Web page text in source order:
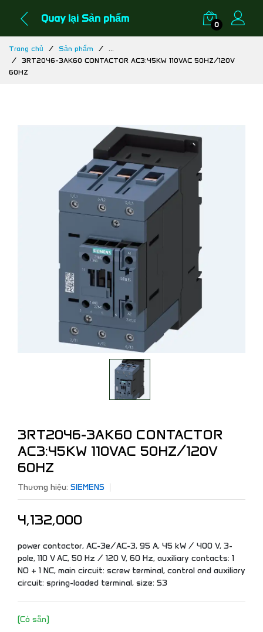
Quay lại Sản phẩm 0
Trang chủ Sản phẩm
...
3RT2046-3AK60 CONTACTOR AC3:45KW 110VAC 50HZ/120V
60HZ
3RT2046-3AK60 CONTACTOR
AC3:45KW 110VAC 50HZ/120V
60HZ
Thương hiệu: SIEMENS
4,132,000
power contactor, AC-3e/AC-3, 95 A, 45 kW / 400 V, 3-
pole, 110 V AC, 50 Hz / 120 V, 60 Hz, auxiliary contacts: 1
NO + 1 NC, main circuit: screw terminal, control and auxiliary
circuit: spring-loaded terminal, size: S3
(Có sẵn)